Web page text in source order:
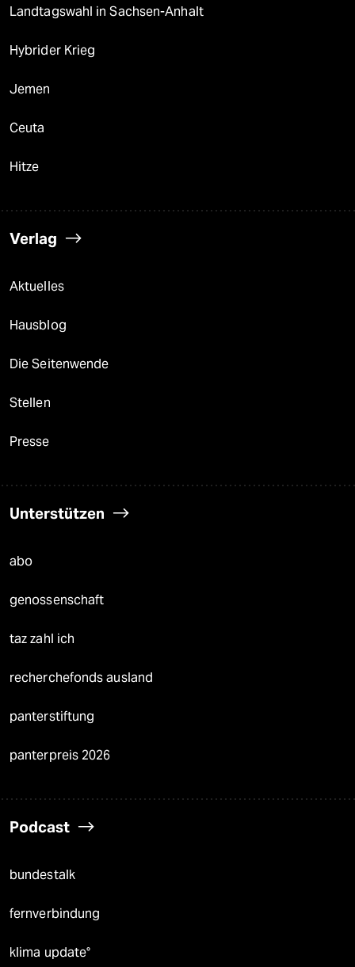
Landtagswahl in Sachsen-Anhalt
Hybrider Krieg
Jemen
Ceuta
Hitze
Verlag
Aktuelles
Hausblog
Die Seitenwende
Stellen
Presse
Unterstützen
abo
genossenschaft
taz zahl ich
recherchefonds ausland
panterstiftung
panterpreis 2026
Podcast
bundestalk
fernverbindung
klima update°